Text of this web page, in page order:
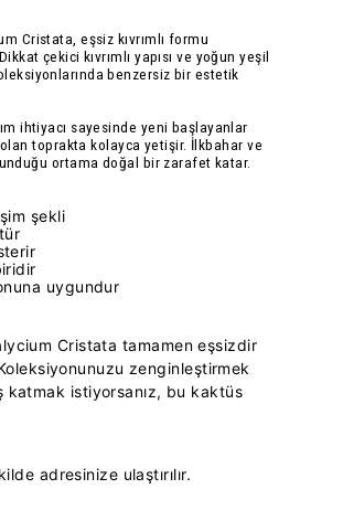
Cristata , eşsiz kıvrımlı formu
çekici kıvrımlı yapısı ve yoğun yeşil
benzersiz bir estetik
ihtiyacı sayesinde yeni başlayanlar
toprakta kolayca yetişir. İlkbahar ve
ortama doğal bir zarafet katar.
şekli
uygundur
Cristata tamamen eşsizdir
zenginleştirmek
katmak istiyorsanız, bu kaktüs
adresinize ulaştırılır.